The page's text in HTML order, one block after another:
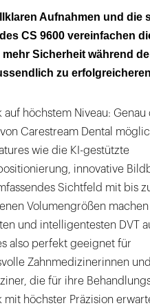
Aufnahmen und die
CS 9600 vereinfachen
Sicherheit während
zu
auf höchstem Niveau:
Carestream Dental
wie die KI-gestützte
innovative
Sichtfeld mit bis
Volumengrößen machen
und intelligentesten DVT
also perfekt geeignet für
Zahnmedizinerinnen und
die für ihre
mit höchster Präzision